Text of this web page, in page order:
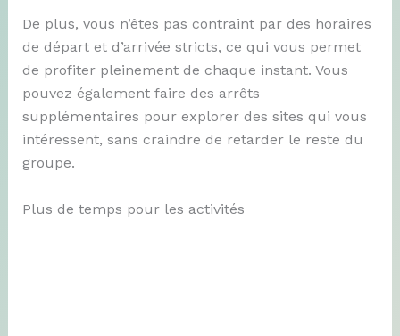
De plus, vous n’êtes pas contraint par des horaires
de départ et d’arrivée stricts, ce qui vous permet
de profiter pleinement de chaque instant. Vous
pouvez également faire des arrêts
supplémentaires pour explorer des sites qui vous
intéressent, sans craindre de retarder le reste du
groupe.
Plus de temps pour les activités